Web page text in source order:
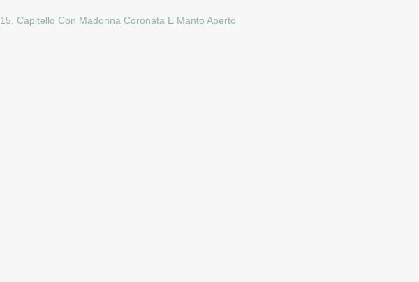
15. Capitello Con Madonna Coronata E Manto Aperto